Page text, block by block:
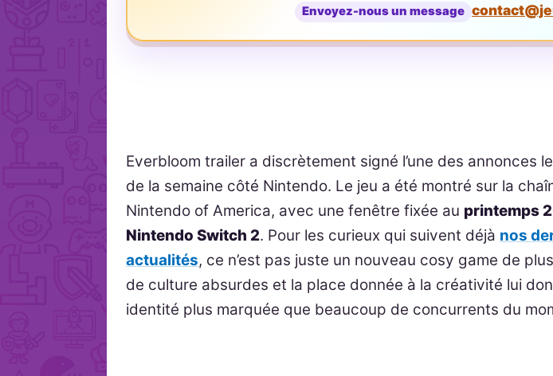
Envoyez-nous un message
Everbloom trailer a discrètement signé l’une des annonces
de la semaine côté Nintendo. Le jeu a été montré sur la
Nintendo of America, avec une fenêtre fixée au printemps
Nintendo Switch 2. Pour les curieux qui suivent déjà nos
actualités, ce n’est pas juste un nouveau cosy game de
de culture absurdes et la place donnée à la créativité lui
identité plus marquée que beaucoup de concurrents du